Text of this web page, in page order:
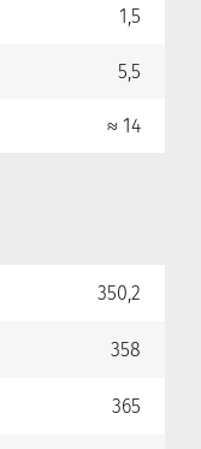
1,5
5,5
≈ 14
350,2
358
365